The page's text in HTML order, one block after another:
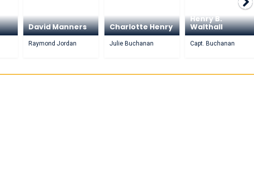
David Manners
Raymond Jordan
Charlotte Henry
Julie Buchanan
Henry B.
Walthall
Capt. Buchanan